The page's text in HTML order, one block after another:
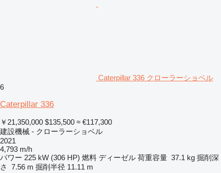
Caterpillar 336 クローラーショベル
6
Caterpillar 336
￥21,350,000 $135,500 ≈ €117,300
建設機械 - クローラーショベル
2021
4,793 m/h
パワー 225 kW (306 HP) 燃料 ディーゼル 荷重容量 37.1 kg 掘削深
さ
7.56 m 掘削半径 11.11 m